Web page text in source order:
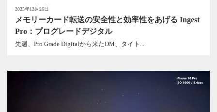
2025年12月26日
メモリーカード転送の安全性と効率性をあげる Ingest
Pro：プログレードデジタル
先週、Pro Grade Digitalから来たDM、タイト...